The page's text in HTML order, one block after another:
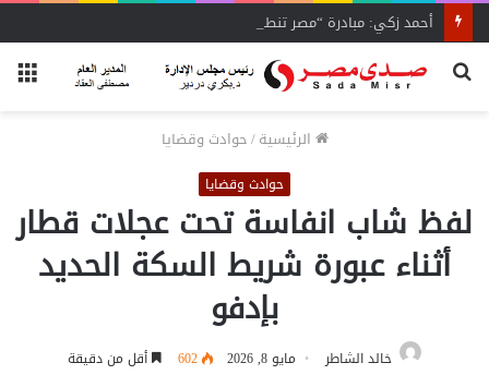
أحمد زكي: مبادرة “مصر تنطلق بالتصدير”
بحث
الرئيسية/حوادث وقضايا
حوادث وقضايا
لفظ شاب انفاسة تحت عجلات قطار
أثناء عبورة شريط السكة الحديد
بإدفو
خالد الشاطر مايو 8, 2026 602 أقل من دقيقة